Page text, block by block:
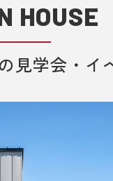
ゼントまでの流
予約いただきま
きます。
をお願いいた
ゼントをメー
す。
HOUSE
見学会・イ